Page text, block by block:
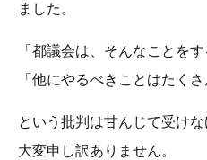
ました。
「都議会は、そんなことを
「他にやるべきことはたく
という批判は甘んじて受けな
大変申し訳ありません。